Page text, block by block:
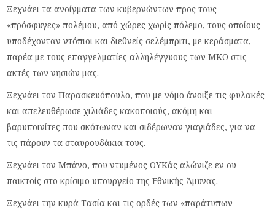
Ξεχνάει τα ανοίγματα των κυβερνώντων προς τους
«πρόσφυγες» πολέμου, από χώρες χωρίς πόλεμο, τους οποίους
υποδέχονταν ντόπιοι και διεθνείς σελέμπριτι, με κεράσματα,
παρέα με τους επαγγελματίες αλληλέγγυους των ΜΚΟ στις
ακτές των νησιών μας.
Ξεχνάει τον Παρασκευόπουλο, που με νόμο άνοιξε τις φυλακές
και απελευθέρωσε χιλιάδες κακοποιούς, ακόμη και
βαρυποινίτες που σκότωναν και σιδέρωναν γιαγιάδες, για να
τις πάρουν τα σταυρουδάκια τους.
Ξεχνάει τον Μπάνο, που ντυμένος ΟΥΚάς αλώνιζε εν ου
παικτοίς στο κρίσιμο υπουργείο της Εθνικής Άμυνας.
Ξεχνάει την κυρά Τασία και τις ορδές των «παράτυπων